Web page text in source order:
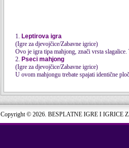
1. Leptirova igra
(Igre za djevojčice/Zabavne igrice)
Ovo je igra tipa mahjong, znači vrsta
2. Pseci mahjong
(Igre za djevojčice/Zabavne igrice)
U ovom mahjongu trebate spajati identične
Copyright © 2026. BESPLATNE IGRE I IGRICE